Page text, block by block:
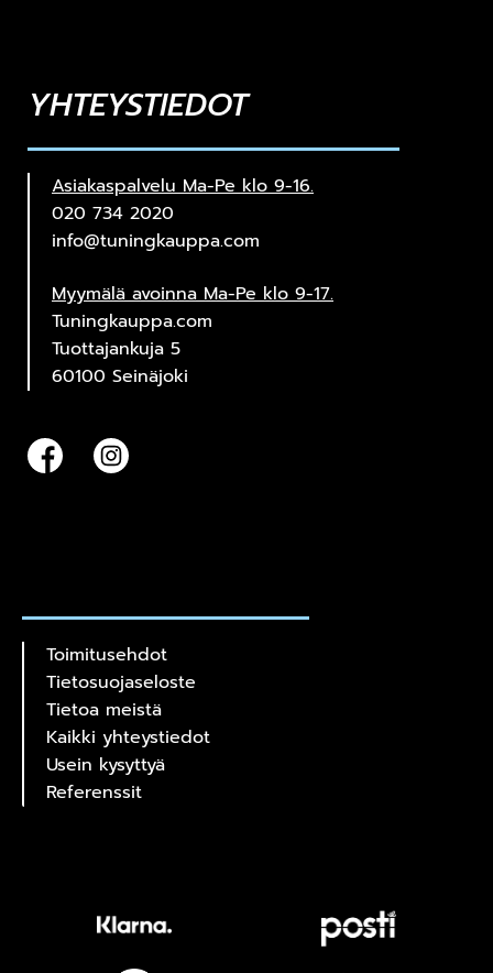
YHTEYSTIEDOT
Asiakaspalvelu Ma-Pe klo 9-16.
020 734 2020
info@tuningkauppa.com
Myymälä avoinna Ma-Pe klo 9-17.
Tuningkauppa.com
Tuottajankuja 5
60100 Seinäjoki
Toimitusehdot
Tietosuojaseloste
Tietoa meistä
Kaikki yhteystiedot
Usein kysyttyä
Referenssit